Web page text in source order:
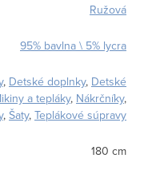
Ružová
95% bavlna \ 5% lycra
, Detské doplnky, Detské
a tepláky, Nákrčníky,
, Šaty, Teplákové súpravy
180 cm